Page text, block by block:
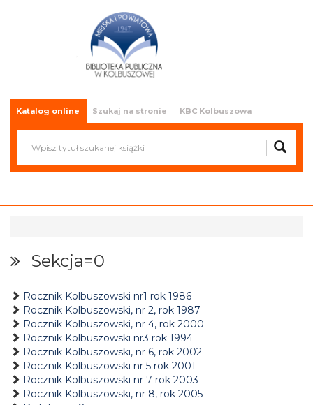
Miejska i Powiatowa Biblioteka
Publiczna w Kolbuszowej
Katalog online Szukaj na stronie KBC Kolbuszowa
Sekcja=0
Rocznik Kolbuszowski nr1 rok 1986
Rocznik Kolbuszowski, nr 2, rok 1987
Rocznik Kolbuszowski, nr 4, rok 2000
Rocznik Kolbuszowski nr3 rok 1994
Rocznik Kolbuszowski, nr 6, rok 2002
Rocznik Kolbuszowski nr 5 rok 2001
Rocznik Kolbuszowski nr 7 rok 2003
Rocznik Kolbuszowski, nr 8, rok 2005